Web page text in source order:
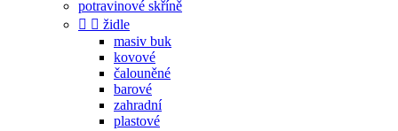
potravinové skříně
  židle
masiv buk
kovové
čalouněné
barové
zahradní
plastové